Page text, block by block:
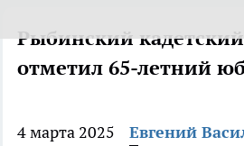
Рыбинский
отметил 65-летний
4 марта 2025 Евгений